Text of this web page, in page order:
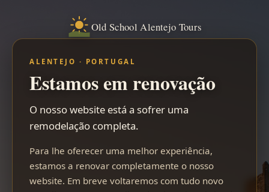
Old School Alentejo Tours
ALENTEJO · PORTUGAL
Estamos em renovação
O nosso website está a sofrer uma
remodelação completa.
Para lhe oferecer uma melhor experiência,
estamos a renovar completamente o nosso
website. Em breve voltaremos com tudo novo